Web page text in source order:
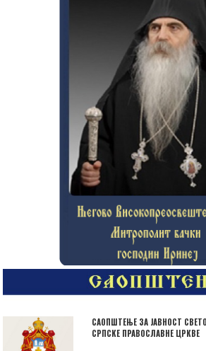
САОПШТЕЊЕ ЗА ЈАВНОСТ
СРПСКЕ ПРАВОСЛАВНЕ ЦРКВЕ